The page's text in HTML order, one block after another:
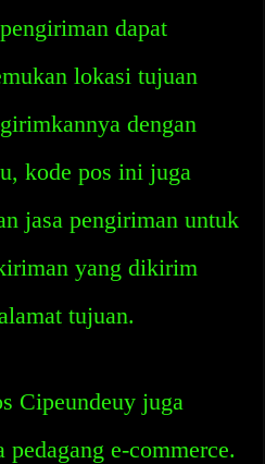
dapat
lokasi tujuan
dengan
kode pos ini juga
jasa pengiriman untuk
yang dikirim
tujuan.
Cipeundeuy juga
pedagang e-commerce.